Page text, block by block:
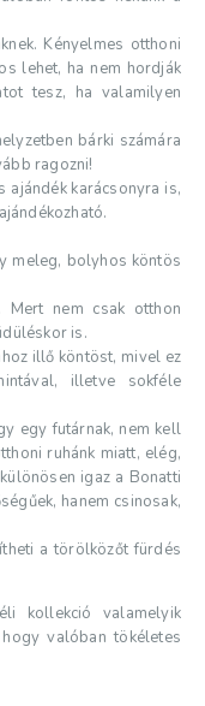
Kényelmes otthoni
lehet, ha nem hordják
tesz, ha valamilyen
bárki számára
ragozni!
karácsonyra is,
meleg, bolyhos köntös
Mert nem csak otthon
is.
illő köntöst, mivel ez
illetve sokféle
egy futárnak, nem kell
ruhánk miatt, elég,
igaz a Bonatti
hanem csinosak,
a törölközőt fürdés
kollekció valamelyik
valóban tökéletes